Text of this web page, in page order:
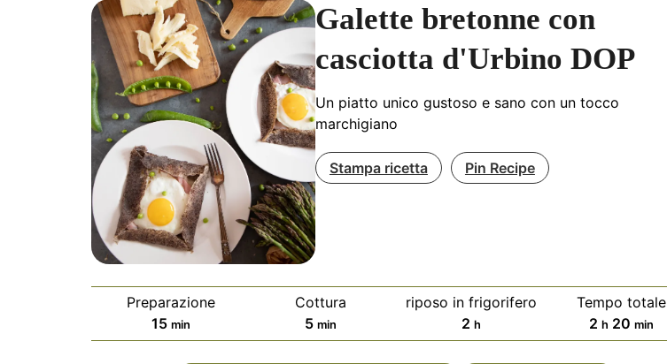
Galette bretonne con
casciotta d'Urbino DOP
Un piatto unico gustoso e sano con un tocco
marchigiano
Stampa ricetta Pin Recipe
Preparazione
15minuti
min
Cottura
5minuti
min
riposo in frigorifero
2ore
h
Tempo totale
2ore
h 20minuti
min